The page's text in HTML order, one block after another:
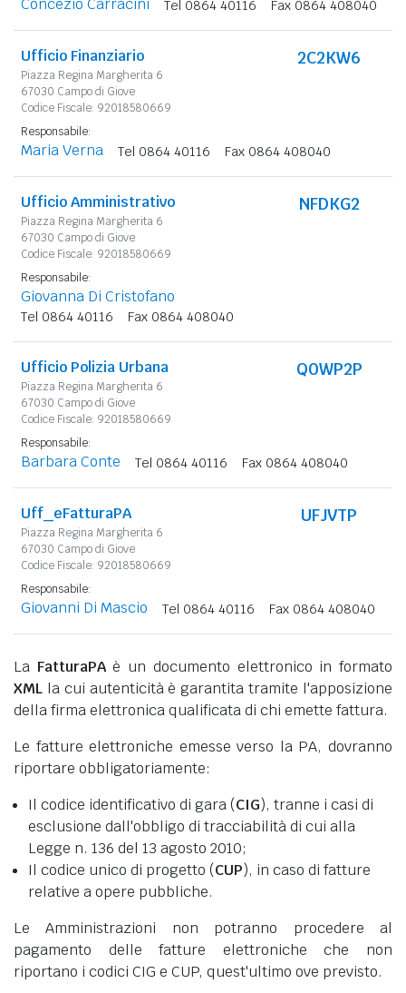
Concezio Carracini Tel 0864 40116 Fax 0864 408040
Ufficio Finanziario
Piazza Regina Margherita 6
67030 Campo di Giove
Codice Fiscale: 92018580669
2C2KW6
Responsabile:
Maria Verna Tel 0864 40116 Fax 0864 408040
Ufficio Amministrativo
Piazza Regina Margherita 6
67030 Campo di Giove
Codice Fiscale: 92018580669
NFDKG2
Responsabile:
Giovanna Di Cristofano
Tel 0864 40116 Fax 0864 408040
Ufficio Polizia Urbana
Piazza Regina Margherita 6
67030 Campo di Giove
Codice Fiscale: 92018580669
Q0WP2P
Responsabile:
Barbara Conte Tel 0864 40116 Fax 0864 408040
Uff_eFatturaPA
Piazza Regina Margherita 6
67030 Campo di Giove
Codice Fiscale: 92018580669
UFJVTP
Responsabile:
Giovanni Di Mascio Tel 0864 40116 Fax 0864 408040
La FatturaPAè un documento elettronico in formato
XML la cui autenticità è garantita tramite l'apposizione
della firma elettronica qualificata di chi emette fattura.
Le fatture elettroniche emesse verso la PA, dovranno
riportare obbligatoriamente:
Il codice identificativo di gara (CIG), tranne i casi di
esclusione dall'obbligo di tracciabilità di cui alla
Legge n. 136 del 13 agosto 2010;
Il codice unico di progetto (CUP), in caso di fatture
relative a opere pubbliche.
Le Amministrazioni non potranno procedere al
pagamento delle fatture elettroniche che non
riportano i codici CIG e CUP, quest'ultimo ove previsto.